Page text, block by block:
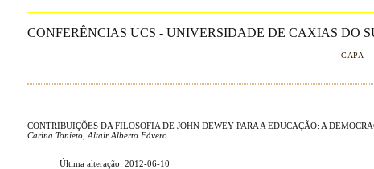
CONFERÊNCIAS UCS - UNIVERSIDADE DE CAXIAS DO
CAPA
CONTRIBUIÇÕES DA FILOSOFIA DE JOHN DEWEY PARA A EDUCAÇÃO: A
Carina Tonieto, Altair Alberto Fávero
Última alteração: 2012-06-10